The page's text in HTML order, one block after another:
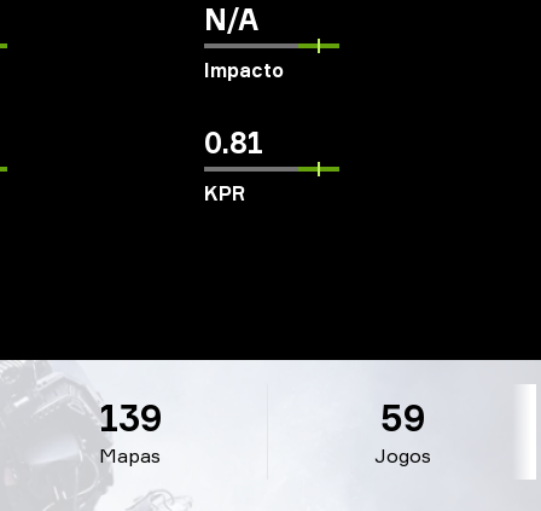
N/A
Impacto
0.81
KPR
Mapas
139
Jogos
59